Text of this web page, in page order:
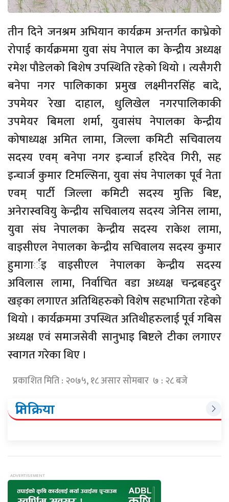
तीन दिने जनश्रम अभियान कार्यक्रम अन्तर्गत काभ्रेको
रोपाई कार्यक्रममा युवा संघ नेपाल का केन्द्रीय अध्यक्ष
रमेश पौडेलको बिशेष उपस्थिति रहेको थियो । त्यसैगरी
बनेपा नगर पालिकाका प्रमुख लक्ष्मीनरसिंह बादे,
उपमेयर रेखा दाहाल, धुलिखेल नगरपालिकाकी
उपमेयर बिमला शर्मा, युवासंघ नेपालका केन्द्रीय
कोषाध्यक्ष अमित लामा, जिल्ला कमिटी सचिवालय
सदस्य एवम् बनेपा नगर इन्चार्ज हरिदेव गिरी, सह
इन्चार्ज कुमार टिमल्सिना, युवा संघ नेपालका पूर्व नेता
एवम् पार्टी जिल्ला कमिटी सदस्य मुक्ति बिष्ट,
अनेरास्ववियु केन्द्रीय सचिवालय सदस्य जेनिस लामा,
युवा संघ नेपालका केन्द्रीय सदस्य राकेश लामा,
वाइसीएल नेपालका केन्द्रीय सचिवालय सदस्य कुमार
हुमागार्इ वाइसीएल नेपालका केन्द्रीय सदस्य
अविलास लामा, निर्वाचित वडा अध्यक्ष चन्द्रबहदुर
खड्का लगाएत अतिथिहरुको विशेष सहभागिता रहेको
थियो । कार्यक्रममा उपस्थित अतिथीहरुलाई पूर्व गबिस
अध्यक्ष एवं समाजसेवी सानुभाइ बिष्टले टीका लगाएर
स्वागत गरेका थिए ।
प्रकाशित मिति : २०७५, १८ असार सोमबार ७ : २८ बजे
प्रतिक्रिया